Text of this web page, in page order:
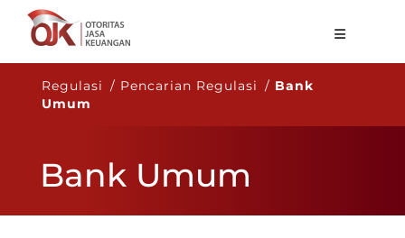
Tentang OJK
Fungsi Utama
Regulasi
Statistik
Regulasi / Pencarian Regulasi / Bank
Umum
Bank Umum